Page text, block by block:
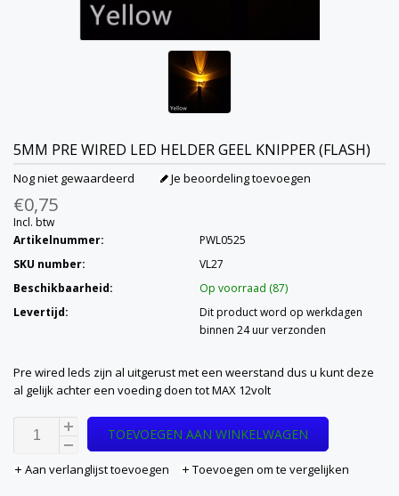
5MM PRE WIRED LED HELDER GEEL KNIPPER (FLASH)
Nog niet gewaardeerd Je beoordeling toevoegen
€0,75
Incl. btw
Artikelnummer:
PWL0525
SKU number:
VL27
Beschikbaarheid:
Op voorraad (87)
Levertijd:
Dit product word op werkdagen
binnen 24 uur verzonden
Pre wired leds zijn al uitgerust met een weerstand dus u kunt deze
al gelijk achter een voeding doen tot MAX 12volt
TOEVOEGEN AAN WINKELWAGEN
Aan verlanglijst toevoegen Toevoegen om te vergelijken